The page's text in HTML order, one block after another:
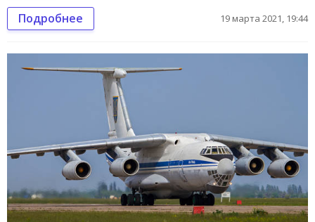
Подробнее 19 марта 2021, 19:44